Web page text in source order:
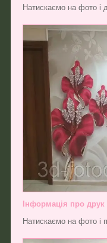
Натискаємо на фото і
Інформація про
Натискаємо на фото і